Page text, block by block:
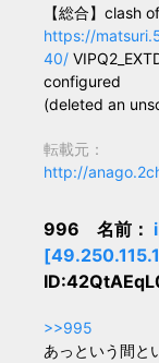
【総合】clash
https://
40/
configured
(deleted an
転載元：
http://
996 名前：
>>995
あっという間と